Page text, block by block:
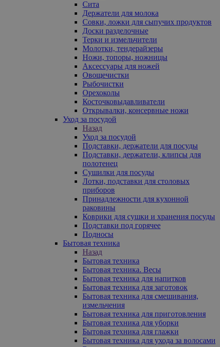
Сита
Держатели для молока
Совки, ложки для сыпучих продуктов
Доски разделочные
Терки и измельчители
Молотки, тендерайзеры
Ножи, топоры, ножницы
Аксессуары для ножей
Овощечистки
Рыбочистки
Орехоколы
Косточковыдавливатели
Открывалки, консервные ножи
Уход за посудой
Назад
Уход за посудой
Подставки, держатели для посуды
Подставки, держатели, клипсы для
полотенец
Сушилки для посуды
Лотки, подставки для столовых
приборов
Принадлежности для кухонной
раковины
Коврики для сушки и хранения посуды
Подставки под горячее
Подносы
Бытовая техника
Назад
Бытовая техника
Бытовая техника. Весы
Бытовая техника для напитков
Бытовая техника для заготовок
Бытовая техника для смешивания,
измельчения
Бытовая техника для приготовления
Бытовая техника для уборки
Бытовая техника для глажки
Бытовая техника для ухода за волосами